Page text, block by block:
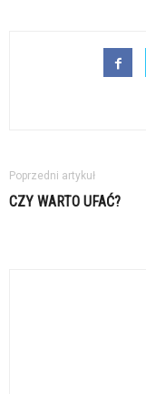
Poprzedni artykuł
CZY WARTO UFAĆ?